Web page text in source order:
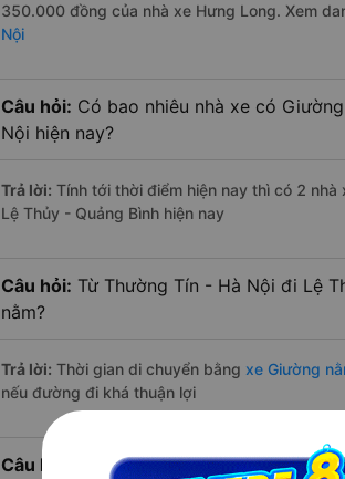
350.000 đồng của nhà xe Hưng Long. Xem
Nội
Câu hỏi: Có bao nhiêu nhà xe có
Nội hiện nay?
Trả lời: Tính tới thời điểm hiện nay thì có 2
Lệ Thủy - Quảng Bình hiện nay
Câu hỏi: Từ Thường Tín - Hà Nội đi Lệ
nằm?
Trả lời: Thời gian di chuyển bằng xe Giường
nếu đường đi khá thuận lợi
Câu hỏi:
Từ Thường Tín - Hà Nội đi Lệ